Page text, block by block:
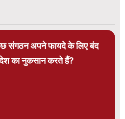
संगठन अपने फायदे के लिए बंद
का नुकसान करते हैं?